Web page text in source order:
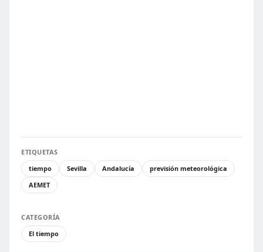
ETIQUETAS
tiempo
Sevilla Andalucía
previsión meteorológica
AEMET
CATEGORÍA
El tiempo